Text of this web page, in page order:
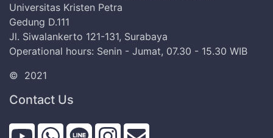
Universitas Kristen Petra
Gedung D.111
Jl. Siwalankerto 121-131, Surabaya
Operational hours: Senin - Jumat, 07.30 - 15.30 WIB
© 2021
Contact Us